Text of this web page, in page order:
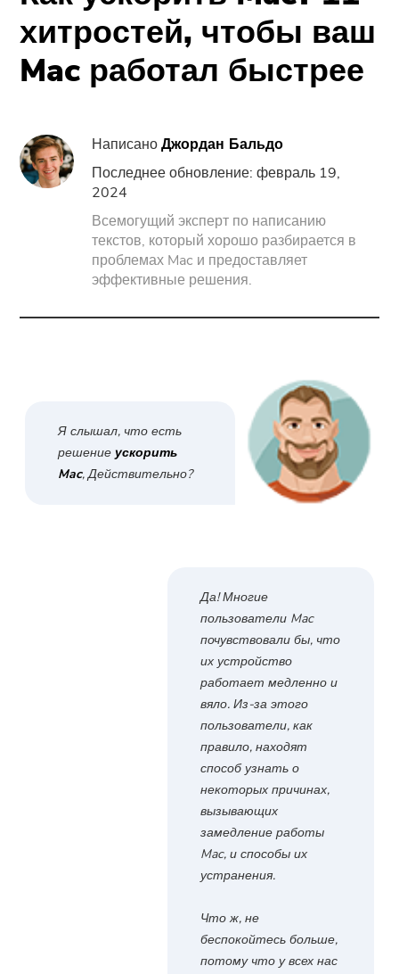
PowerMyMac
PowerUninstall
Screen Recorder
PDF Компрессор
Онлайн
Бесплатный фотокомпрессор
Бесплатный PDF Compressor
хитростей, чтобы ваш
Mac работал быстрее
НаписаноДжордан Бальдо
Последнее обновление: февраль 19,
2024
Всемогущий эксперт по написанию
текстов, который хорошо разбирается в
проблемах Mac и предоставляет
эффективные решения.
Я слышал, что есть
решение ускорить
Mac, Действительно?
Да! Многие
пользователи Mac
почувствовали бы, что
их устройство
работает медленно и
вяло. Из-за этого
пользователи, как
правило, находят
способ узнать о
некоторых причинах,
вызывающих
замедление работы
Mac, и способы их
устранения.
Что ж, не
беспокойтесь больше,
потому что у всех нас